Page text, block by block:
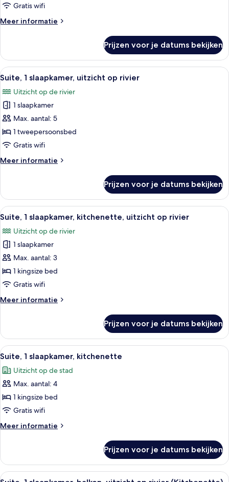
slaapkamer
laden
Gratis wifi
Meer informatie
Meer
1
slaapkamer
Prijzen voor je datums bekijken
Alle
foto's
voor
Suite,
1
slaapkamer,
uitzicht
rivier
Een hotelkamer met een groot bed,
8
Suite, 1 slaapkamer, uitzicht op rivier
Uitzicht op de rivier
1 slaapkamer
Max. aantal: 5
1 tweepersoonsbed
Gratis wifi
Meer informatie
Meer
1
slaapkamer,
uitzicht
rivier
Prijzen voor je datums bekijken
Alle
foto's
voor
Suite,
1
slaapkamer,
kitchenette,
op
Een moderne hotelkamer met een
6
Suite, 1 slaapkamer, kitchenette, uitzicht op rivier
Uitzicht op de rivier
1 slaapkamer
Max. aantal: 3
1 kingsize bed
Gratis wifi
Meer informatie
Meer
1
slaapkamer,
kitchenette,
op
rivier
Prijzen voor je datums bekijken
Alle
foto's
voor
Suite,
1
slaapkamer,
kitchenette
laden
Hotelkamer met een groot bed, een
7
Suite, 1 slaapkamer, kitchenette
Uitzicht op de stad
Max. aantal: 4
1 kingsize bed
Gratis wifi
Meer informatie
Meer
1
slaapkamer,
Prijzen voor je datums bekijken
Alle
Een moderne hotelkamer met een
12